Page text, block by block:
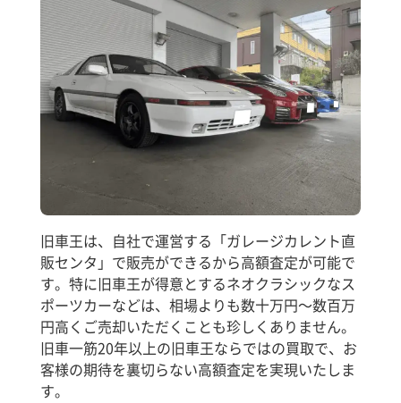
旧車王は、自社で運営する「ガレージカレント直
販センタ」で販売ができるから高額査定が可能で
す。特に旧車王が得意とするネオクラシックなス
ポーツカーなどは、相場よりも数十万円～数百万
円高くご売却いただくことも珍しくありません。
旧車一筋20年以上の旧車王ならではの買取で、お
客様の期待を裏切らない高額査定を実現いたしま
す。